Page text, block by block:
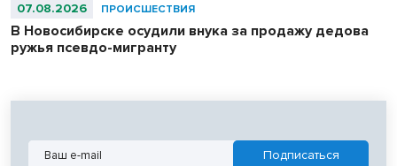
07.08.2026 ПРОИСШЕСТВИЯ
В Новосибирске осудили внука за продажу дедова
ружья псевдо-мигранту